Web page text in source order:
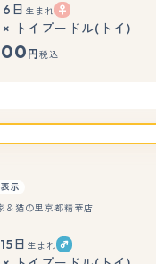
日 生まれ
トイプードル(トイ)
円 税込
示
＆猫の里京都精華店
日 生まれ